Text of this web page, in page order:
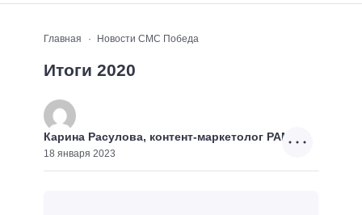
Главная Новости СМС Победа
Итоги 2020
Карина Расулова, контент-маркетолог РАММ
18 января 2023